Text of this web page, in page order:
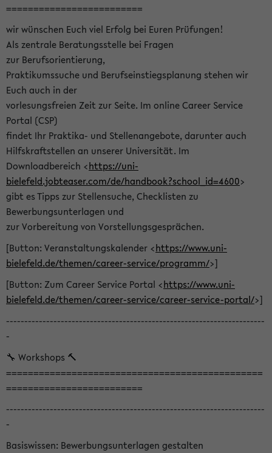
=========================
wir wünschen Euch viel Erfolg bei Euren Prüfungen!
Als zentrale Beratungsstelle bei Fragen
zur Berufsorientierung,
Praktikumssuche und Berufseinstiegsplanung stehen wir
Euch auch in der
vorlesungsfreien Zeit zur Seite. Im online Career Service
Portal (CSP)
findet Ihr Praktika- und Stellenangebote, darunter auch
Hilfskraftstellen an unserer Universität. Im
Downloadbereich <https://uni-
bielefeld.jobteaser.com/de/handbook?school_id=4600>
gibt es Tipps zur Stellensuche, Checklisten zu
Bewerbungsunterlagen und
zur Vorbereitung von Vorstellungsgesprächen.
[Button: Veranstaltungskalender <https://www.uni-
bielefeld.de/themen/career-service/programm/>]
[Button: Zum Career Service Portal <https://www.uni-
bielefeld.de/themen/career-service/career-service-portal/>]
-----------------------------------------------------------------------
-
🔧 Workshops 🔨
===============================================
=========================
-----------------------------------------------------------------------
-
Basiswissen: Bewerbungsunterlagen gestalten